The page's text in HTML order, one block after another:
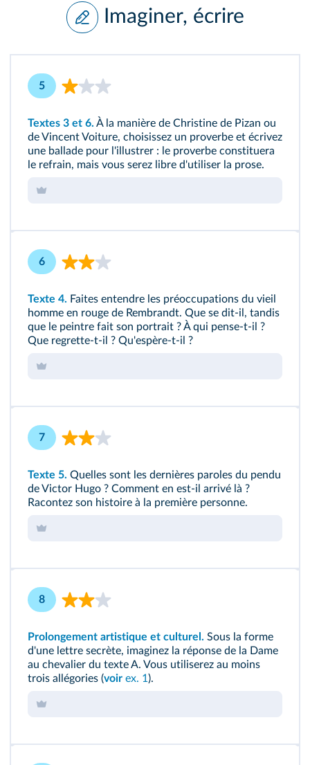
Imaginer, écrire
5
Textes 3 et 6. À la manière de Christine de Pizan ou
de Vincent Voiture, choisissez un proverbe et écrivez
une ballade pour l'illustrer : le proverbe constituera
le refrain, mais vous serez libre d'utiliser la prose.
6
Texte 4. Faites entendre les préoccupations du vieil
homme en rouge de Rembrandt. Que se dit-il, tandis
que le peintre fait son portrait ? À qui pense-t-il ?
Que regrette-t-il ? Qu'espère-t-il ?
7
Texte 5. Quelles sont les dernières paroles du pendu
de Victor Hugo ? Comment en est-il arrivé là ?
Racontez son histoire à la première personne.
8
Prolongement artistique et culturel. Sous la forme
d'une lettre secrète, imaginez la réponse de la Dame
au chevalier du texte A. Vous utiliserez au moins
trois allégories (voir ex. 1).